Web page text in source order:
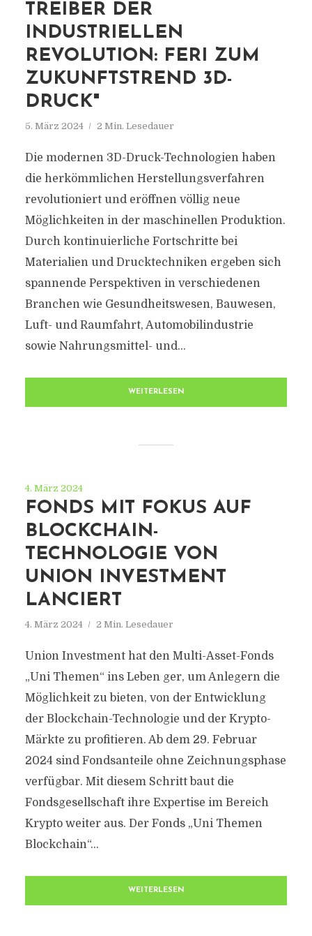
TREIBER DER
INDUSTRIELLEN
REVOLUTION: FERI ZUM
ZUKUNFTSTREND 3D-
DRUCK"
5. März 2024 2 Min. Lesedauer
Die modernen 3D-Druck-Technologien haben
die herkömmlichen Herstellungsverfahren
revolutioniert und eröffnen völlig neue
Möglichkeiten in der maschinellen Produktion.
Durch kontinuierliche Fortschritte bei
Materialien und Drucktechniken ergeben sich
spannende Perspektiven in verschiedenen
Branchen wie Gesundheitswesen, Bauwesen,
Luft- und Raumfahrt, Automobilindustrie
sowie Nahrungsmittel- und...
WEITERLESEN
4. März 2024
FONDS MIT FOKUS AUF
BLOCKCHAIN-
TECHNOLOGIE VON
UNION INVESTMENT
LANCIERT
4. März 2024 2 Min. Lesedauer
Union Investment hat den Multi-Asset-Fonds
„Uni Themen“ ins Leben ger, um Anlegern die
Möglichkeit zu bieten, von der Entwicklung
der Blockchain-Technologie und der Krypto-
Märkte zu profitieren. Ab dem 29. Februar
2024 sind Fondsanteile ohne Zeichnungsphase
verfügbar. Mit diesem Schritt baut die
Fondsgesellschaft ihre Expertise im Bereich
Krypto weiter aus. Der Fonds „Uni Themen
Blockchain“...
WEITERLESEN